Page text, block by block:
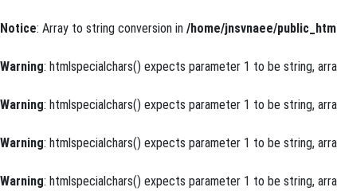
Notice: Array to string conversion in /home/jnsvnaee/
Warning: htmlspecialchars() expects parameter 1 to be string,
Warning: htmlspecialchars() expects parameter 1 to be string,
Warning: htmlspecialchars() expects parameter 1 to be string,
Warning: htmlspecialchars() expects parameter 1 to be string,